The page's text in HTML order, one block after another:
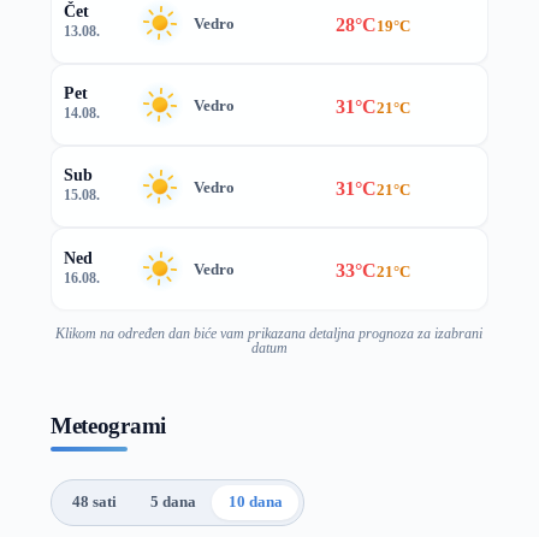
Čet
13.08. Vedro 28°C19°C
Pet
14.08. Vedro 31°C21°C
Sub
15.08. Vedro 31°C21°C
Ned
16.08. Vedro 33°C21°C
Klikom na određen dan biće vam prikazana detaljna prognoza za izabrani
datum
Meteogrami
48 sati 5 dana 10 dana